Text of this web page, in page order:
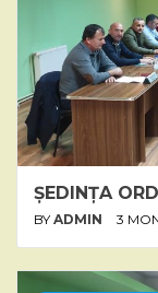
ȘEDINȚA
BY ADMIN 3